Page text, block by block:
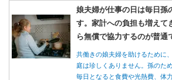
娘夫婦が仕事の日は毎日孫
す。家計への負担も増えて
ら無償で協力するのが普通
共働きの娘夫婦を助けるために
庭は珍しくありません。孫のた
毎日となると食費や光熱費、体